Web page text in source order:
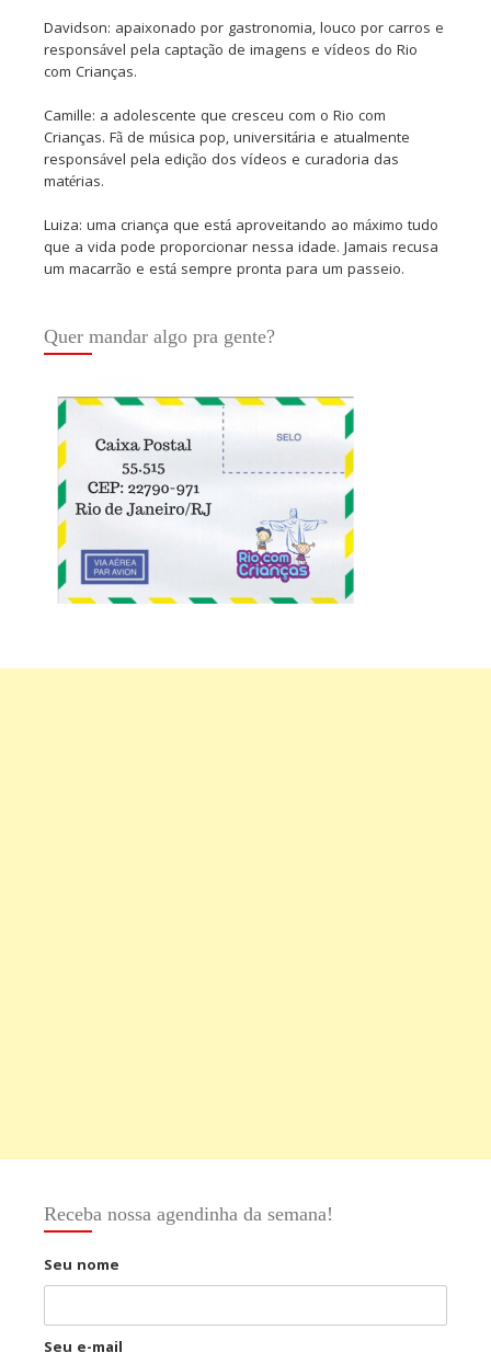
Davidson: apaixonado por gastronomia, louco por carros e
responsável pela captação de imagens e vídeos do Rio
com Crianças.
Camille: a adolescente que cresceu com o Rio com
Crianças. Fã de música pop, universitária e atualmente
responsável pela edição dos vídeos e curadoria das
matérias.
Luiza: uma criança que está aproveitando ao máximo tudo
que a vida pode proporcionar nessa idade. Jamais recusa
um macarrão e está sempre pronta para um passeio.
Quer mandar algo pra gente?
Receba nossa agendinha da semana!
Seu nome
Seu e-mail